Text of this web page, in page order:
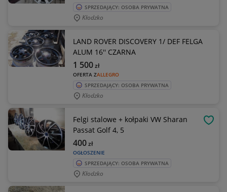
SPRZEDAJĄCY: OSOBA PRYWATNA
Kłodzko
LAND ROVER DISCOVERY 1/ DEF FELGA
ALUM 16'' CZARNA
OFERTA ZALLEGRO
1 500zł
SPRZEDAJĄCY: OSOBA PRYWATNA
Kłodzko
Felgi stalowe + kołpaki VW Sharan
Passat Golf 4, 5
OGŁOSZENIE
400zł
SPRZEDAJĄCY: OSOBA PRYWATNA
Kłodzko